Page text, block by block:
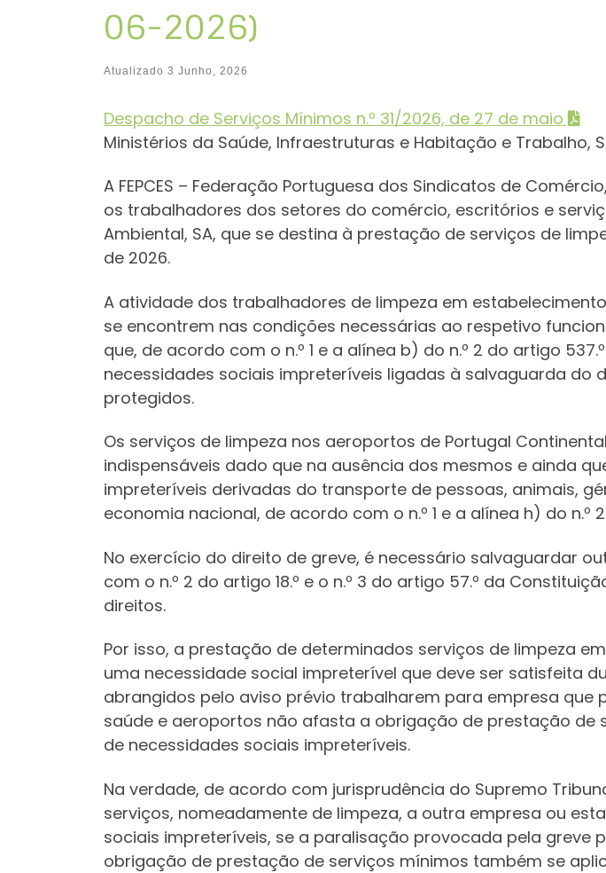
06-2026)
Atualizado 3 Junho, 2026
Despacho de Serviços Mínimos n.º 31/2026, de 27 de maio
Ministérios da Saúde, Infraestruturas e Habitação e Trabalho,
A FEPCES – Federação Portuguesa dos Sindicatos de
os trabalhadores dos setores do comércio, escritórios e
Ambiental, SA, que se destina à prestação de serviços de
de 2026.
A atividade dos trabalhadores de limpeza em
se encontrem nas condições necessárias ao respetivo
que, de acordo com o n.º 1 e a alínea b) do n.º 2 do artigo
necessidades sociais impreteríveis ligadas à salvaguarda
protegidos.
Os serviços de limpeza nos aeroportos de Portugal
indispensáveis dado que na ausência dos mesmos e ainda
impreteríveis derivadas do transporte de pessoas, animais,
economia nacional, de acordo com o n.º 1 e a alínea h) do n.º
No exercício do direito de greve, é necessário salvaguardar
com o n.º 2 do artigo 18.º e o n.º 3 do artigo 57.º da
direitos.
Por isso, a prestação de determinados serviços de limpeza
uma necessidade social impreterível que deve ser satisfeita
abrangidos pelo aviso prévio trabalharem para empresa
saúde e aeroportos não afasta a obrigação de prestação
de necessidades sociais impreteríveis.
Na verdade, de acordo com jurisprudência do Supremo
serviços, nomeadamente de limpeza, a outra empresa ou
sociais impreteríveis, se a paralisação provocada pela greve
obrigação de prestação de serviços mínimos também se